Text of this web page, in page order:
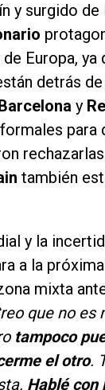
y surgido de
Europa, ya
detrás de
Barcelona y
para
también
y la
a la
mixta
que no
tampoco
el otro.
Hablé con